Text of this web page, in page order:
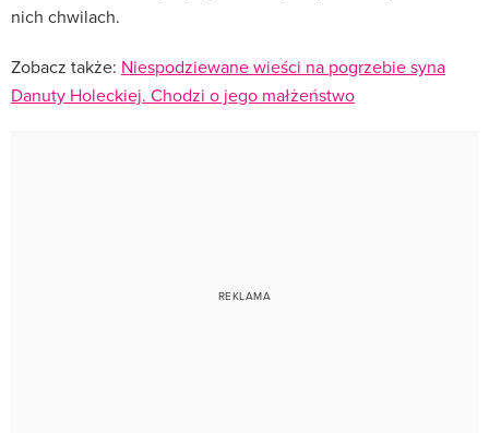
nich chwilach.
Zobacz także: Niespodziewane wieści na pogrzebie syna
Danuty Holeckiej. Chodzi o jego małżeństwo